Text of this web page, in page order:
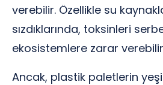
verebilir. Özellikle su
sızdıklarında, toksinleri
ekosistemlere zarar
Ancak, plastik paletlerin